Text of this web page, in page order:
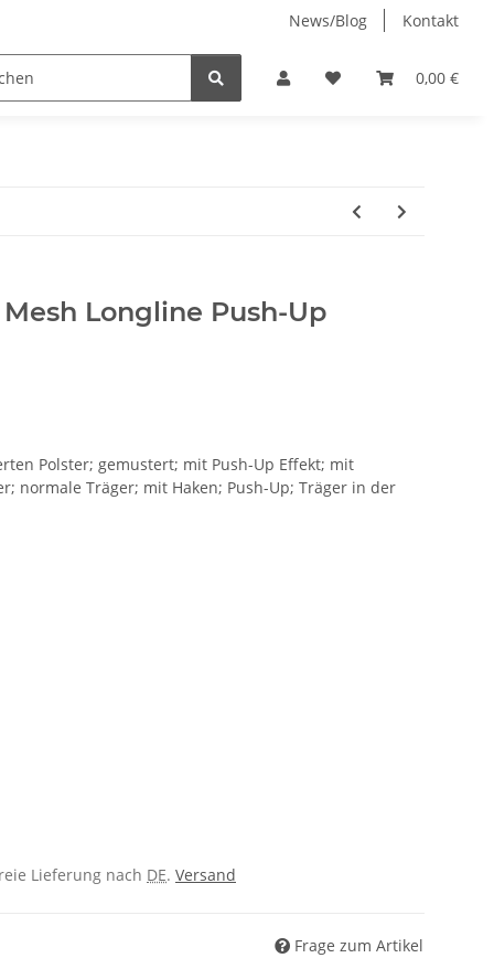
News/Blog Kontakt
0,00 €
Jenny-Bell (made in Germany)
Longline Push-Up
Polster; gemustert; mit Push-Up Effekt; mit
normale Träger; mit Haken; Push-Up; Träger in der
Lieferung nach DE. Versand
Frage zum Artikel